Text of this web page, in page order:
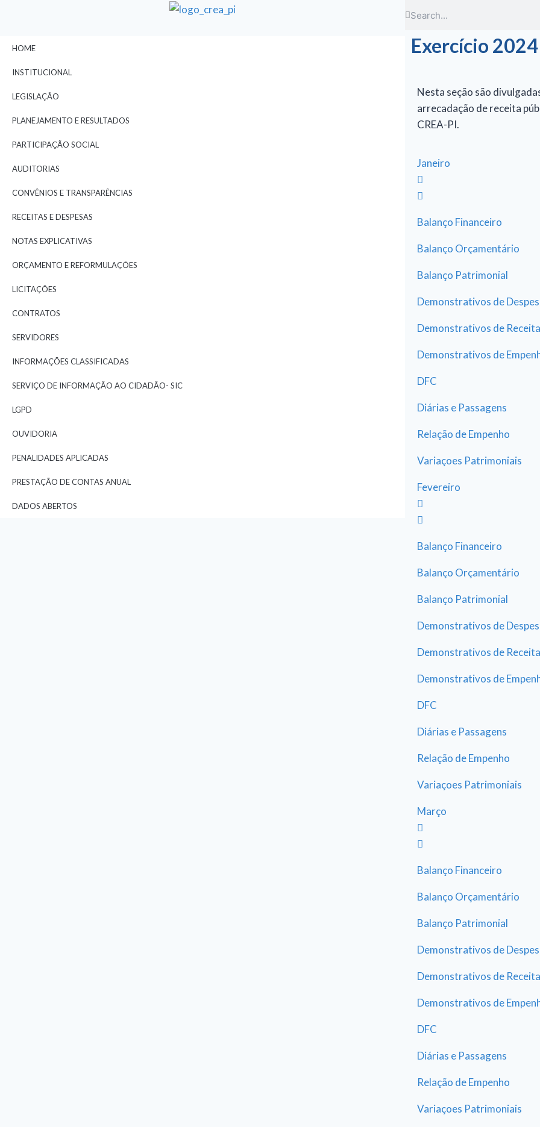
HOME
INSTITUCIONAL
LEGISLAÇÃO
PLANEJAMENTO E RESULTADOS
PARTICIPAÇÃO SOCIAL
AUDITORIAS
CONVÊNIOS E TRANSPARÊNCIAS
RECEITAS E DESPESAS
NOTAS EXPLICATIVAS
ORÇAMENTO E REFORMULAÇÕES
LICITAÇÕES
CONTRATOS
SERVIDORES
INFORMAÇÕES CLASSIFICADAS
SERVIÇO DE INFORMAÇÃO AO CIDADÃO- SIC
LGPD
OUVIDORIA
PENALIDADES APLICADAS
PRESTAÇÃO DE CONTAS ANUAL
DADOS ABERTOS
Exercício 2024
Nesta seção são
arrecadação de receita
CREA-PI.
Janeiro
Balanço Financeiro
Balanço Orçamentário
Balanço Patrimonial
Demonstrativos de
Demonstrativos de
Demonstrativos de
DFC
Diárias e Passagens
Relação de Empenho
Variaçoes Patrimoniais
Fevereiro
Balanço Financeiro
Balanço Orçamentário
Balanço Patrimonial
Demonstrativos de
Demonstrativos de
Demonstrativos de
DFC
Diárias e Passagens
Relação de Empenho
Variaçoes Patrimoniais
Março
Balanço Financeiro
Balanço Orçamentário
Balanço Patrimonial
Demonstrativos de
Demonstrativos de
Demonstrativos de
DFC
Diárias e Passagens
Relação de Empenho
Variaçoes Patrimoniais